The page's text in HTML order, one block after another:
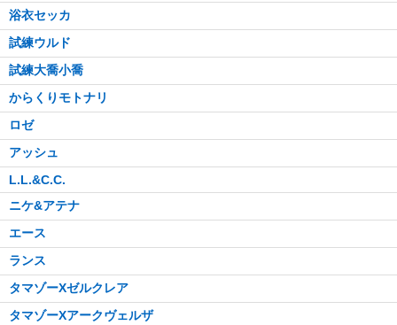
浴衣セッカ
試練ウルド
試練大喬小喬
からくりモトナリ
ロゼ
アッシュ
L.L.&C.C.
ニケ&アテナ
エース
ランス
タマゾーXゼルクレア
タマゾーXアークヴェルザ